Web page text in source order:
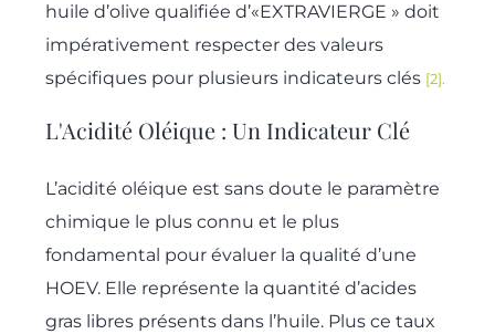
huile d’olive qualifiée d’«EXTRAVIERGE » doit
impérativement respecter des valeurs
spécifiques pour plusieurs indicateurs clés [2].
L'Acidité Oléique : Un Indicateur Clé
L’acidité oléique est sans doute le paramètre
chimique le plus connu et le plus
fondamental pour évaluer la qualité d’une
HOEV. Elle représente la quantité d’acides
gras libres présents dans l’huile. Plus ce taux